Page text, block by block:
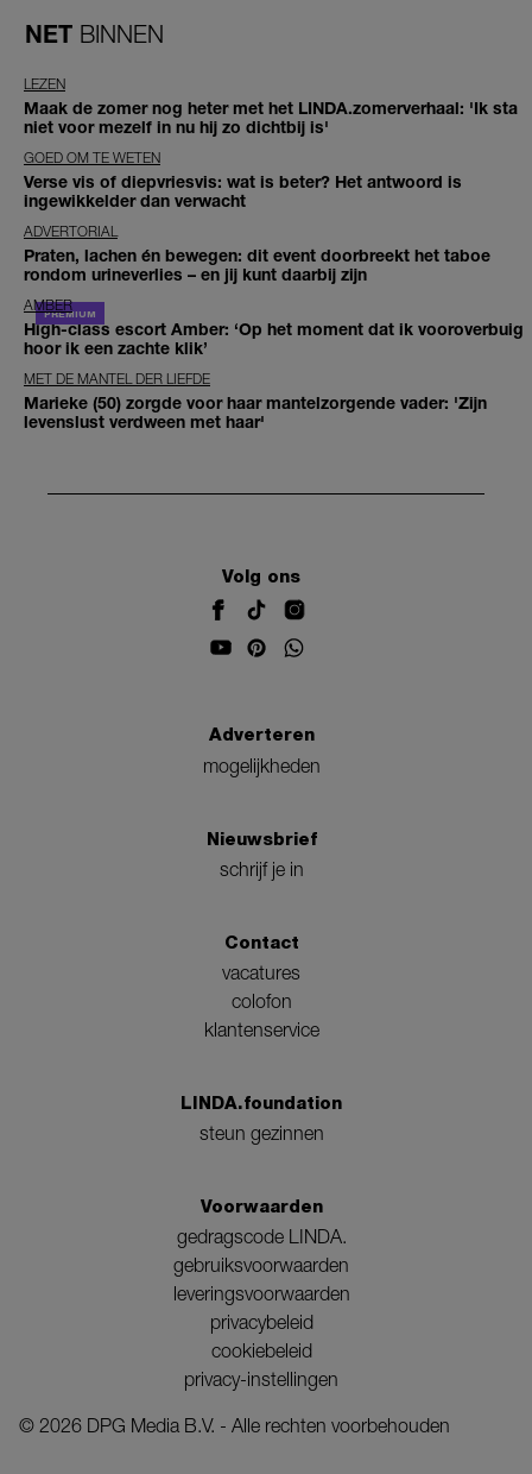
NET BINNEN
LEZEN
Maak de zomer nog heter met het LINDA.zomerverhaal: 'Ik sta
niet voor mezelf in nu hij zo dichtbij is'
GOED OM TE WETEN
Verse vis of diepvriesvis: wat is beter? Het antwoord is
ingewikkelder dan verwacht
ADVERTORIAL
Praten, lachen én bewegen: dit event doorbreekt het taboe
rondom urineverlies – en jij kunt daarbij zijn
AMBER
High-class escort Amber: ‘Op het moment dat ik vooroverbuig
hoor ik een zachte klik’
MET DE MANTEL DER LIEFDE
Marieke (50) zorgde voor haar mantelzorgende vader: 'Zijn
levenslust verdween met haar'
Volg ons
Adverteren
mogelijkheden
Nieuwsbrief
schrijf je in
Contact
vacatures
colofon
klantenservice
LINDA.foundation
steun gezinnen
Voorwaarden
gedragscode LINDA.
gebruiksvoorwaarden
leveringsvoorwaarden
privacybeleid
cookiebeleid
privacy-instellingen
© 2026 DPG Media B.V. - Alle rechten voorbehouden